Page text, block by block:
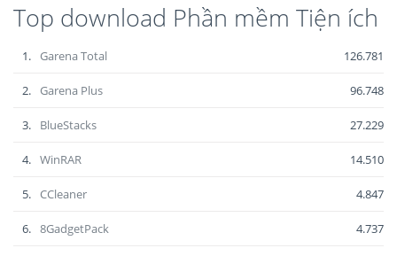
Top download Phần mềm Tiện ích
1. Garena Total 126.781
2. Garena Plus 96.748
3. BlueStacks 27.229
4. WinRAR 14.510
5. CCleaner 4.847
6. 8GadgetPack 4.737